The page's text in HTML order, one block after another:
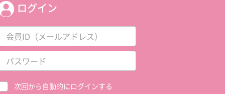
ログイン
次回から自動的にログインする